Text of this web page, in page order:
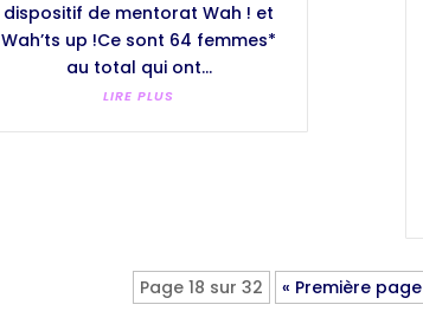
dispositif de mentorat Wah ! et
Wah’ts up !Ce sont 64 femmes*
au total qui ont...
LIRE PLUS
Page 18 sur 32 « Première page